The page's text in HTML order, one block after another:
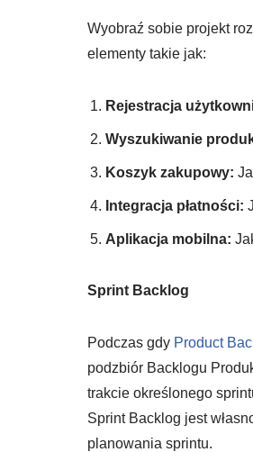
Wyobraź sobie projekt
elementy takie jak:
Rejestracja
Wyszukiwanie
Koszyk zakupowy:
Integracja płatności:
Aplikacja mobilna:
Sprint Backlog
Podczas gdy Product
podzbiór Backlogu
trakcie określonego
Sprint Backlog jest
planowania sprintu.